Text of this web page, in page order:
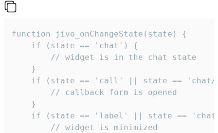
function jivo_onChangeState(state) {
    if (state == 'chat') {
        // widget is in the chat state
    }
if (state == 'call' || state ==
        // callback form is opened
    }
if (state == 'label' || state ==
        // widget is minimized